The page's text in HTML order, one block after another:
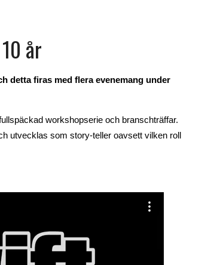
år
detta firas med flera evenemang under
workshopserie och branschträffar.
utvecklas som story-teller oavsett vilken roll